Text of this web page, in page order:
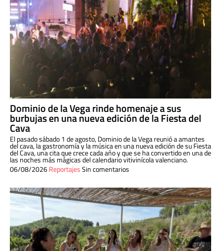
Dominio de la Vega rinde homenaje a sus
burbujas en una nueva edición de la Fiesta del
Cava
El pasado sábado 1 de agosto, Dominio de la Vega reunió a amantes
del cava, la gastronomía y la música en una nueva edición de su Fiesta
del Cava, una cita que crece cada año y que se ha convertido en una de
las noches más mágicas del calendario vitivinícola valenciano.
06/08/2026ReportajesSin comentarios